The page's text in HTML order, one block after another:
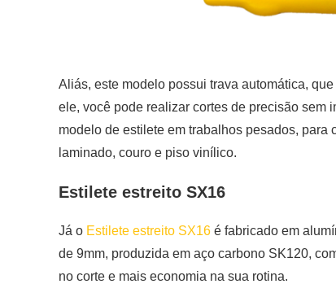
Aliás, este modelo possui trava automática,
ele, você pode realizar cortes de precisão sem
modelo de estilete em trabalhos pesados, para
laminado, couro e piso vinílico.
Estilete estreito SX16
Já o Estilete estreito SX16 é fabricado em
de 9mm, produzida em aço carbono SK120,
no corte e mais economia na sua rotina.